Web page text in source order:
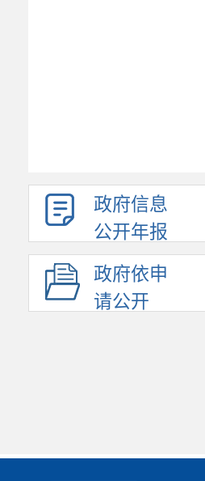
政府信息
公开年报
政府依申
请公开